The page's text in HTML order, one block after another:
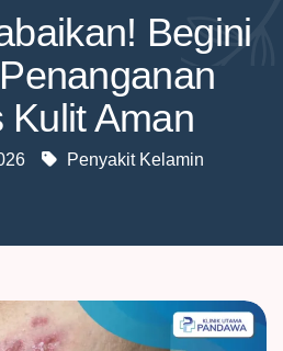
Begini
Kulit Aman
Penyakit Kelamin